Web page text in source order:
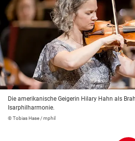
Die amerikanische Geigerin Hilary Hahn als
Isarphilharmonie.
© Tobias Hase / mphil